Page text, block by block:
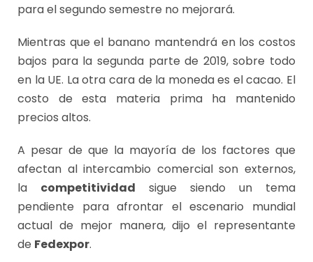
para el segundo semestre no mejorará.
Mientras que el banano mantendrá en los costos
bajos para la segunda parte de 2019, sobre todo
en la UE. La otra cara de la moneda es el cacao. El
costo de esta materia prima ha mantenido
precios altos.
A pesar de que la mayoría de los factores que
afectan al intercambio comercial son externos,
la competitividad sigue siendo un tema
pendiente para afrontar el escenario mundial
actual de mejor manera, dijo el representante
de Fedexpor.